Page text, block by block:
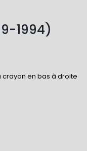
1994)
en bas à droite